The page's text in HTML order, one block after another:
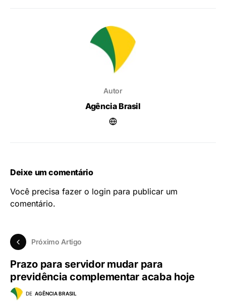
Autor
Agência Brasil
Deixe um comentário
Você precisa fazer o login para publicar um
comentário.
Próximo Artigo
Prazo para servidor mudar para
previdência complementar acaba hoje
DE AGÊNCIA BRASIL